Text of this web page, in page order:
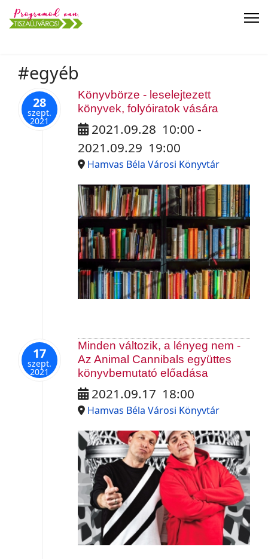
#egyéb
28
szept.
2021
Könyvbörze - leselejtezett
könyvek, folyóiratok vására
2021.09.28 10:00 -
2021.09.29 19:00
Hamvas Béla Városi Könyvtár
17
szept.
2021
Minden változik, a lényeg nem -
Az Animal Cannibals együttes
könyvbemutató előadása
2021.09.17 18:00
Hamvas Béla Városi Könyvtár